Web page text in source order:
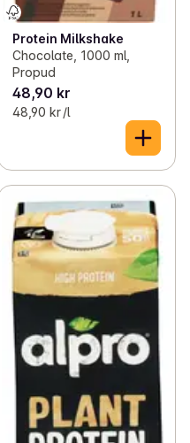
Protein Milkshake
Chocolate, 1000 ml,
Propud
48,90 kr
48,90 kr /l